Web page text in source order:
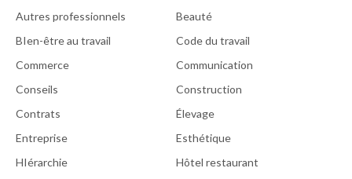
Autres professionnels
Beauté
BIen-être au travail
Code du travail
Commerce
Communication
Conseils
Construction
Contrats
Élevage
Entreprise
Esthétique
HIérarchie
Hôtel restaurant